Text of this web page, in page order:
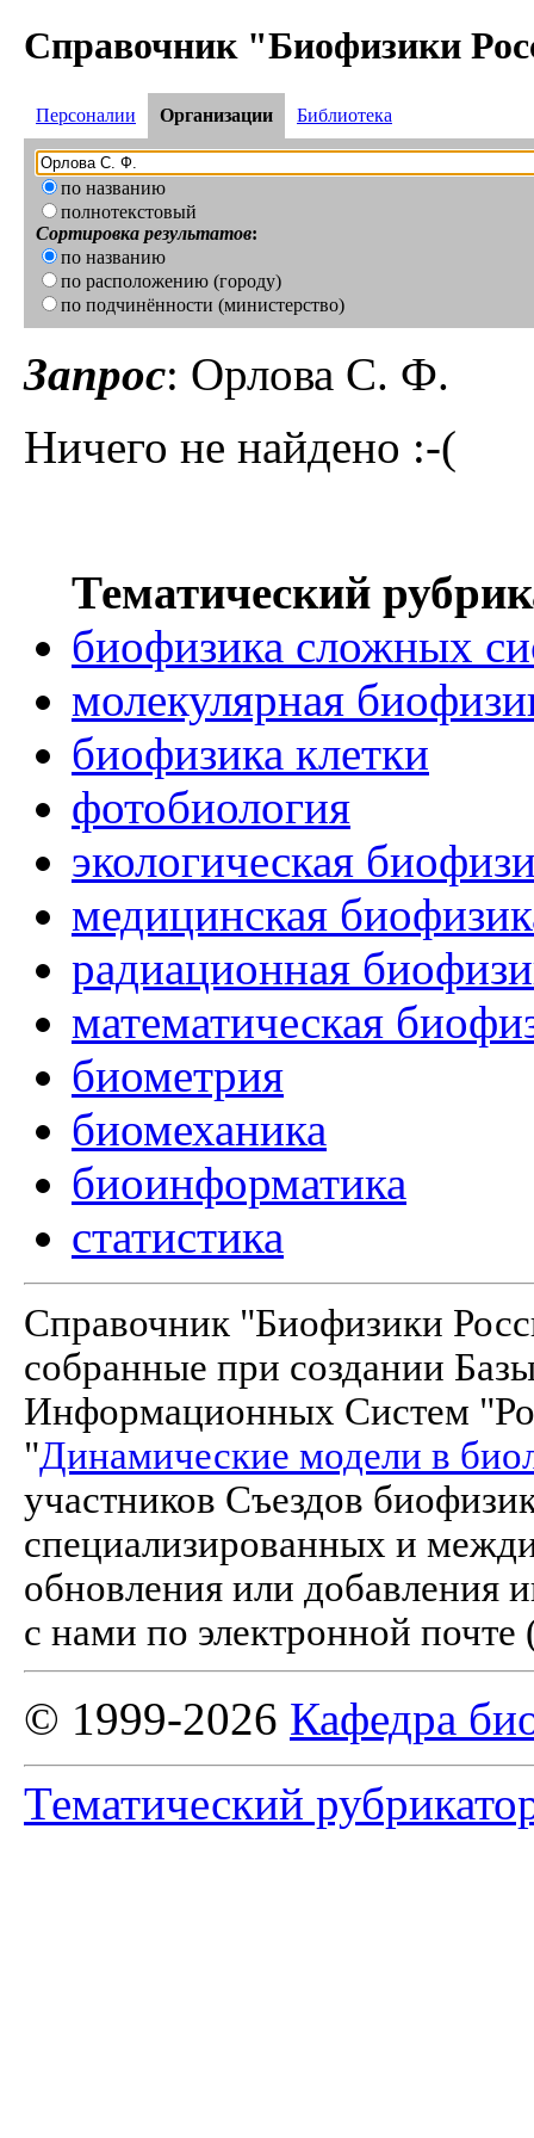
Справочник "Биофизики
Персоналии Организации Библиотека
по названию
полнотекстовый
Сортировка результатов:
по названию
по расположению (городу)
по подчинённости (министерство)
Запрос: Орлова С. Ф.
Ничего не найдено :-(
Тематический
биофизика сложных
молекулярная
биофизика клетки
фотобиология
экологическая
медицинская
радиационная
математическая
биометрия
биомеханика
биоинформатика
статистика
Справочник "Биофизики
собранные при создании
Информационных Систем
"Динамические модели в
участников Съездов
специализированных и
обновления или добавления
с нами по электронной почте
© 1999-2026 Кафедра
Тематический